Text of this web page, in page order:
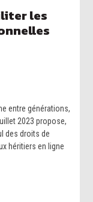
les
entre générations,
2023 propose,
des droits de
héritiers en ligne